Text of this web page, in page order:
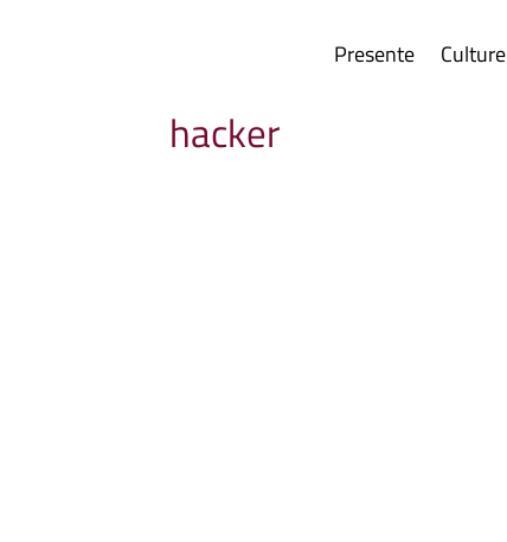
Presente Culture
hacker